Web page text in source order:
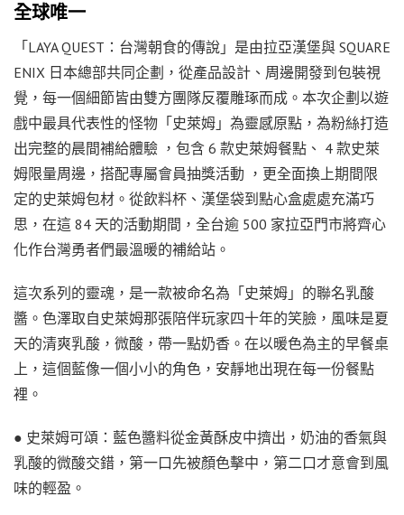
全球唯一
「LAYA QUEST：台灣朝食的傳說」是由拉亞漢堡與 SQUARE
ENIX 日本總部共同企劃，從產品設計、周邊開發到包裝視
覺，每一個細節皆由雙方團隊反覆雕琢而成。本次企劃以遊
戲中最具代表性的怪物「史萊姆」為靈感原點，為粉絲打造
出完整的晨間補給體驗 ，包含 6 款史萊姆餐點、 4 款史萊
姆限量周邊，搭配專屬會員抽獎活動 ，更全面換上期間限
定的史萊姆包材。從飲料杯、漢堡袋到點心盒處處充滿巧
思，在這 84 天的活動期間，全台逾 500 家拉亞門市將齊心
化作台灣勇者們最溫暖的補給站。
這次系列的靈魂，是一款被命名為「史萊姆」的聯名乳酸
醬。色澤取自史萊姆那張陪伴玩家四十年的笑臉，風味是夏
天的清爽乳酸，微酸，帶一點奶香。在以暖色為主的早餐桌
上，這個藍像一個小小的角色，安靜地出現在每一份餐點
裡。
● 史萊姆可頌：藍色醬料從金黃酥皮中擠出，奶油的香氣與
乳酸的微酸交錯，第一口先被顏色擊中，第二口才意會到風
味的輕盈。